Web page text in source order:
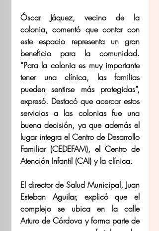
Óscar Jáquez, vecino de la
colonia, comentó que contar con
este espacio representa un gran
beneficio para la comunidad.
“Para la colonia es muy importante
tener una clínica, las familias
pueden sentirse más protegidas”,
expresó. Destacó que acercar estos
servicios a las colonias fue una
buena decisión, ya que además el
lugar integra el Centro de Desarrollo
Familiar (CEDEFAM), el Centro de
Atención Infantil (CAI) y la clínica.
El director de Salud Municipal, Juan
Esteban Aguilar, explicó que el
complejo se ubica en la calle
Arturo de Córdova y forma parte de